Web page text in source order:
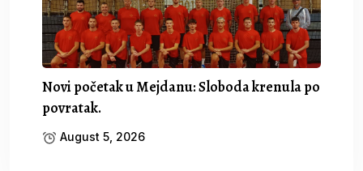
Novi početak u Mejdanu: Sloboda krenula po
povratak.
August 5, 2026